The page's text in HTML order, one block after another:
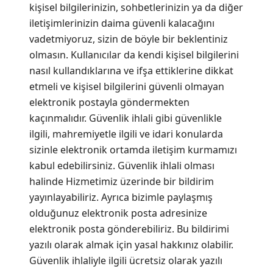
kişisel bilgilerinizin, sohbetlerinizin ya da diğer
iletişimlerinizin daima güvenli kalacağını
vadetmiyoruz, sizin de böyle bir beklentiniz
olmasın. Kullanıcılar da kendi kişisel bilgilerini
nasıl kullandıklarına ve ifşa ettiklerine dikkat
etmeli ve kişisel bilgilerini güvenli olmayan
elektronik postayla göndermekten
kaçınmalıdır. Güvenlik ihlali gibi güvenlikle
ilgili, mahremiyetle ilgili ve idari konularda
sizinle elektronik ortamda iletişim kurmamızı
kabul edebilirsiniz. Güvenlik ihlali olması
halinde Hizmetimiz üzerinde bir bildirim
yayınlayabiliriz. Ayrıca bizimle paylaşmış
olduğunuz elektronik posta adresinize
elektronik posta gönderebiliriz. Bu bildirimi
yazılı olarak almak için yasal hakkınız olabilir.
Güvenlik ihlaliyle ilgili ücretsiz olarak yazılı